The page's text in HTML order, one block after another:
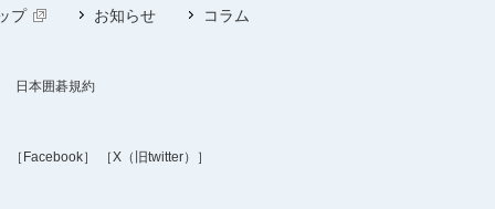
プ お知らせ コラム
日本囲碁規約
［Facebook］ ［X（旧twitter）］